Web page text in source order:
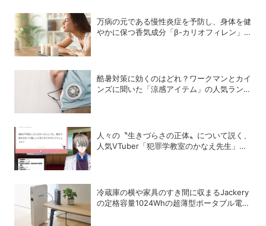
万病の元である慢性炎症を予防し、身体を健
やかに保つ香気成分「β-カリオフィレン」
酷暑対策に効くのはどれ？ワークマンとカイ
ンズに聞いた「涼感アイテム」の人気ランキ
人々の〝生きづらさの正体〟について説く、
人気VTuber「犯罪学教室のかなえ先生」の
冷蔵庫の横や家具のすき間に収まるJackery
の定格容量1024Whの超薄型ポータブル電源